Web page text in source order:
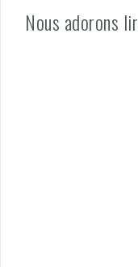
Nous adorons